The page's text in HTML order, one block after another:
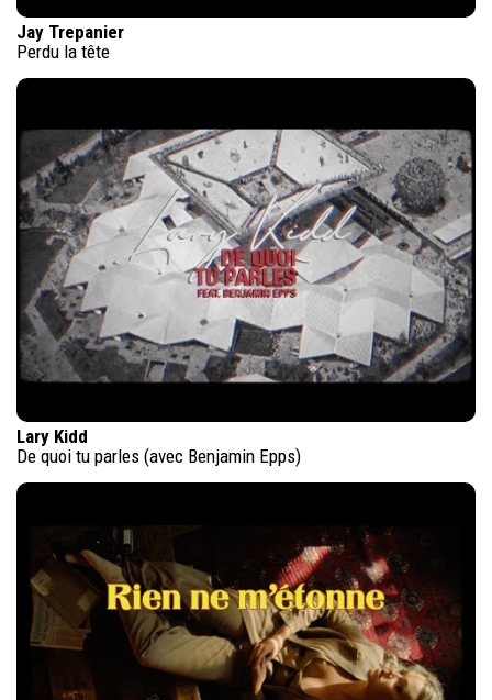
Jay Trepanier
Perdu la tête
Lary Kidd
De quoi tu parles (avec Benjamin Epps)